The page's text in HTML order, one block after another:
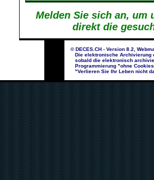
Melden Sie sich an, um
direkt die
© DECES.CH - Version 8.2,
Die elektronische Archivierung
sobald die elektronisch
Programmierung "ohne
"Verlieren Sie Ihr Leben nicht